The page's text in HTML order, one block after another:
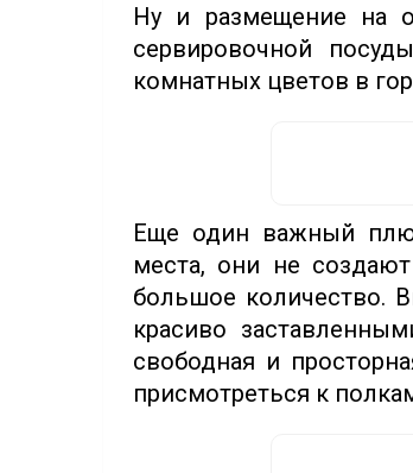
Ну и размещение на
сервировочной
комнатных цветов в
Еще один важный
места, они не
большое количество.
красиво
свободная и
присмотреться к